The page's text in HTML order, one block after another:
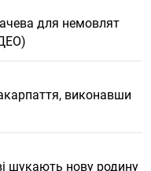
для немовлят
виконавши
шукають нову родину